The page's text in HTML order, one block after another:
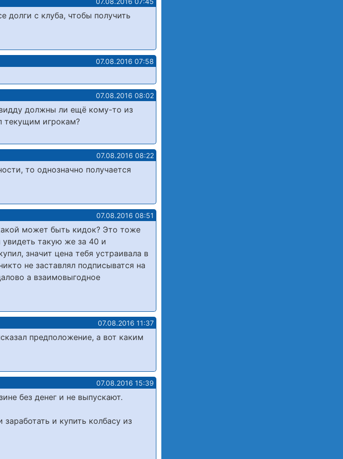
долги с клуба, чтобы получить
07.08.2016 07:58
07.08.2016 08:02
должны ли ещё кому-то из
текущим игрокам?
07.08.2016 08:22
то однозначно получается
07.08.2016 08:51
может быть кидок? Это тоже
увидеть такую же за 40 и
значит цена тебя устраивала в
не заставлял подписыватся на
а взаимовыгодное
07.08.2016 11:37
предположение, а вот каким
07.08.2016 15:39
без денег и не выпускают.
и купить колбасу из